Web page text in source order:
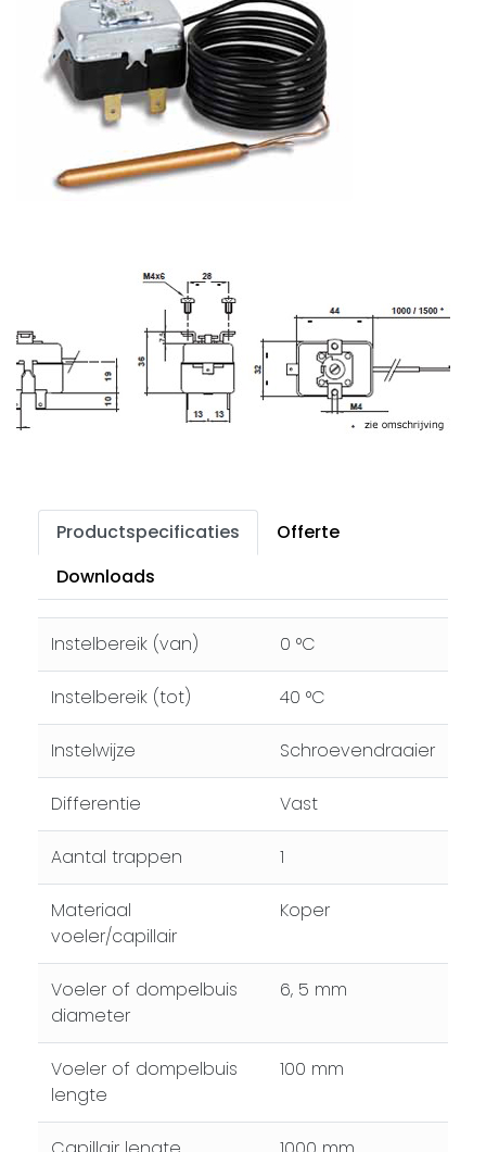
Productspecificaties
Offerte
Downloads
Instelbereik (van) 0 °C
Instelbereik (tot) 40 °C
Instelwijze Schroevendraaier
Differentie Vast
Aantal trappen 1
Materiaal
voeler/capillair
Koper
Voeler of dompelbuis
diameter
6, 5 mm
Voeler of dompelbuis
lengte
100 mm